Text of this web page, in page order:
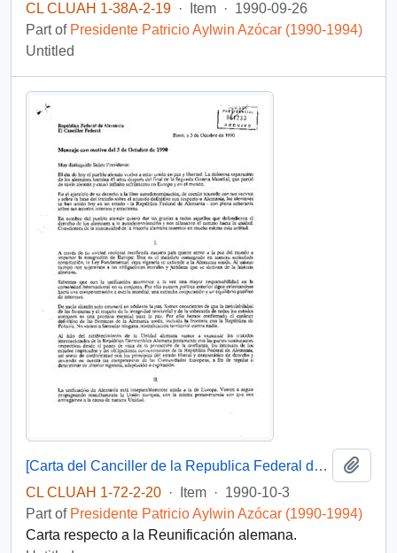
CL CLUAH 1-38A-2-19 · Item · 1990-09-26
Part of Presidente Patricio Aylwin Azócar (1990-1994)
Untitled
[Carta del Canciller de la Republica Federal de Alemania al Presidente Aylwin].
CL CLUAH 1-72-2-20 · Item · 1990-10-3
Part of Presidente Patricio Aylwin Azócar (1990-1994)
Carta respecto a la Reunificación alemana.